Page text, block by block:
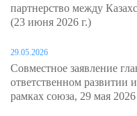
партнерство между
(23 июня 2026 г.)
29.05.2026
Совместное заявление
ответственном развитии
рамках союза, 29 мая 2026